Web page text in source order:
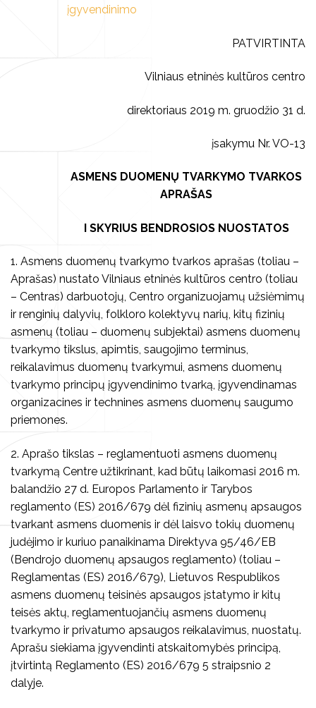
Muzikiniai užsiėmimai
Kalendorinės šventės
Visi edukaciniai užsiėmimai
Privačių interesų deklaravimas
Smurto ir priekabiavimo prevencija
Pranešėjų apsauga
Atviri duomenys
Konsultavimasis su visuomene
Teisinė informacija
Konkursai
Savanorystė, praktika
Parama, bendradarbiavimas
įgyvendinimo
PATVIRTINTA
Vilniaus etninės kultūros centro
direktoriaus 2019 m. gruodžio 31 d.
įsakymu Nr. VO-13
ASMENS DUOMENŲ TVARKYMO TVARKOS
APRAŠAS
I SKYRIUS BENDROSIOS NUOSTATOS
1. Asmens duomenų tvarkymo tvarkos aprašas (toliau –
Aprašas) nustato Vilniaus etninės kultūros centro (toliau
– Centras) darbuotojų, Centro organizuojamų užsiėmimų
ir renginių dalyvių, folkloro kolektyvų narių, kitų fizinių
asmenų (toliau – duomenų subjektai) asmens duomenų
tvarkymo tikslus, apimtis, saugojimo terminus,
reikalavimus duomenų tvarkymui, asmens duomenų
tvarkymo principų įgyvendinimo tvarką, įgyvendinamas
organizacines ir technines asmens duomenų saugumo
priemones.
2. Aprašo tikslas – reglamentuoti asmens duomenų
tvarkymą Centre užtikrinant, kad būtų laikomasi 2016 m.
balandžio 27 d. Europos Parlamento ir Tarybos
reglamento (ES) 2016/679 dėl fizinių asmenų apsaugos
tvarkant asmens duomenis ir dėl laisvo tokių duomenų
judėjimo ir kuriuo panaikinama Direktyva 95/46/EB
(Bendrojo duomenų apsaugos reglamento) (toliau –
Reglamentas (ES) 2016/679), Lietuvos Respublikos
asmens duomenų teisinės apsaugos įstatymo ir kitų
teisės aktų, reglamentuojančių asmens duomenų
tvarkymo ir privatumo apsaugos reikalavimus, nuostatų.
Aprašu siekiama įgyvendinti atskaitomybės principą,
įtvirtintą Reglamento (ES) 2016/679 5 straipsnio 2
dalyje.